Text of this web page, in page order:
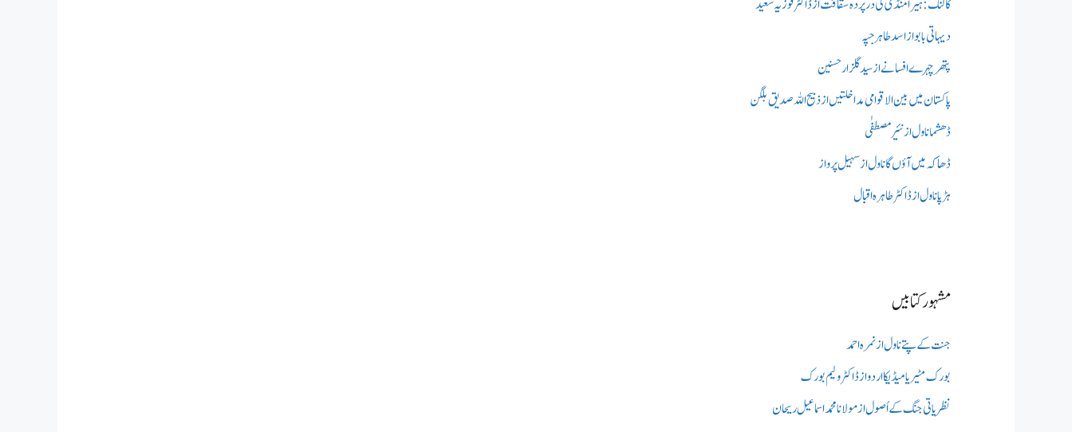
کالنک: ہیرا منڈی کی در پردہ سقافت از ڈاکٹر فوزیہ سعید
دیہاتی بابو از اسد طاہر جپہ
پتھر چہرے افسانے از سید گلزار حسنین
پاکستان میں بین الاقوامی مداخلتیں از ذبیح اللہ صدیق بلگن
ڈھشما ناول از نئیر مصطفٰی
ڈھاکہ میں آؤں گا ناول از سہیل پرواز
ہڑپا ناول از ڈاکٹر طاہرہ اقبال
مشہور کتابیں
جنت کے پتے ناول از نمرہ احمد
بورک مٹیریا میڈیکااردو از ڈاکٹر ولیم بورک
نظریاتی جنگ کے اُصول از مولانا محمد اسماعیل ریحان